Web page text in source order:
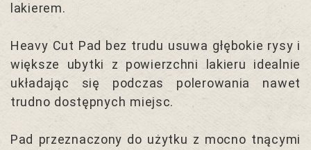
lakierem.
Heavy Cut Pad bez trudu usuwa głębokie rysy i
większe ubytki z powierzchni lakieru idealnie
układając się podczas polerowania nawet
trudno dostępnych miejsc.
Pad przeznaczony do użytku z mocno tnącymi